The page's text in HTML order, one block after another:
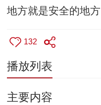
地方就是安全的地方
132
播放列表
主要内容